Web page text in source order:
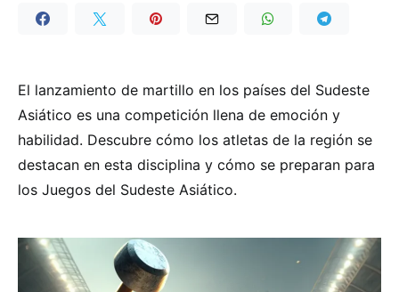
El lanzamiento de martillo en los países del Sudeste
Asiático es una competición llena de emoción y
habilidad. Descubre cómo los atletas de la región se
destacan en esta disciplina y cómo se preparan para
los Juegos del Sudeste Asiático.